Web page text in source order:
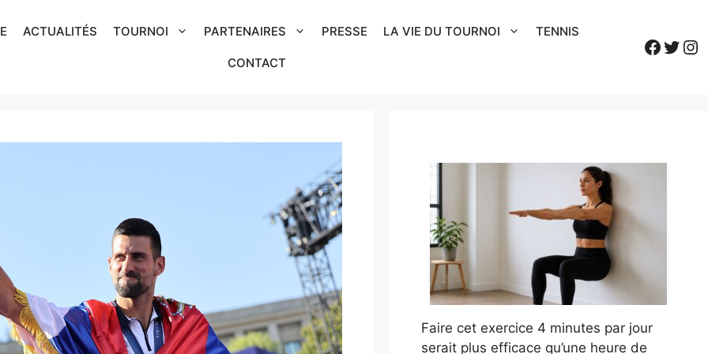
ACTUALITÉS TOURNOI PARTENAIRES PRESSE LA VIE DU TOURNOI TENNIS
CONTACT
Faire cet exercice 4 minutes par jour
serait plus efficace qu’une heure de